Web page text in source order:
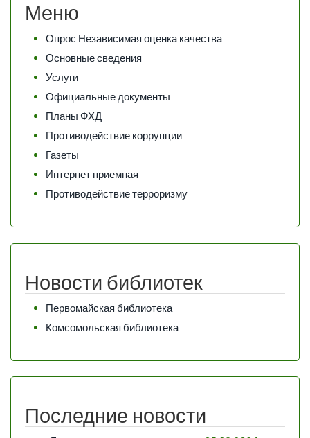
Меню
Опрос Независимая оценка качества
Основные сведения
Услуги
Официальные документы
Планы ФХД
Противодействие коррупции
Газеты
Интернет приемная
Противодействие терроризму
Новости библиотек
Первомайская библиотека
Комсомольская библиотека
Последние новости